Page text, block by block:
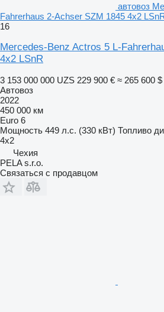
автовоз
Fahrerhaus 2-Achser SZM 1845 4x2
16
Mercedes-Benz Actros 5 L-
4x2 LSnR
3 153 000 000 UZS 229 900 € ≈ 265 600 $
Автовоз
2022
450 000 км
Euro 6
Мощность 449 л.с. (330 кВт) Топливо
4x2
Чехия
PELA s.r.o.
Связаться с продавцом